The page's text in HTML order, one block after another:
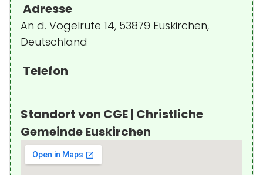
Adresse
An d. Vogelrute 14, 53879 Euskirchen,
Deutschland
Telefon
Standort von CGE | Christliche
Gemeinde Euskirchen